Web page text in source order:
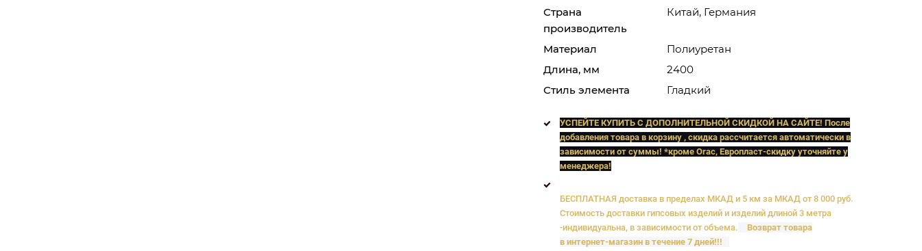
Страна
производитель
Китай, Германия
Материал
Полиуретан
Длина, мм
2400
Стиль элемента
Гладкий
УСПЕЙТЕ КУПИТЬ C ДОПОЛНИТЕЛЬНОЙ СКИДКОЙ НА САЙТЕ! После
добавления товара в корзину , скидка рассчитается автоматически в
зависимости от суммы! *кроме Orac, Европласт-скидку уточняйте у
менеджера!
БЕСПЛАТНАЯ доставка в пределах МКАД и 5 км за МКАД от 8 000 руб.
Стоимость доставки гипсовых изделий и изделий длиной 3 метра
-индивидуальна, в зависимости от объема.
Возврат товара
в интернет-магазин в течение 7 дней!!!